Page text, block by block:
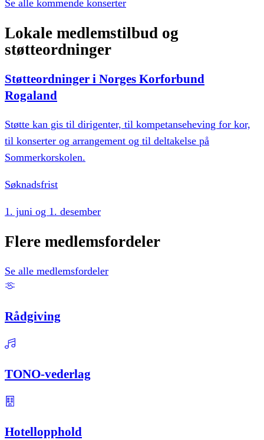
Se alle kommende konserter
Lokale medlemstilbud og
støtteordninger
Støtteordninger i Norges Korforbund
Rogaland
Støtte kan gis til dirigenter, til kompetanseheving for kor,
til konserter og arrangement og til deltakelse på
Sommerkorskolen.
Søknadsfrist
1. juni og 1. desember
Flere medlemsfordeler
Se alle medlemsfordeler
Rådgiving
TONO-vederlag
Hotellopphold